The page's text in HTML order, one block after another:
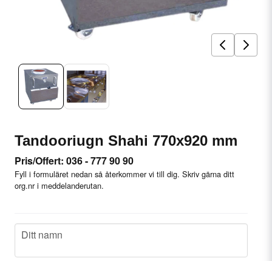
Tandooriugn Shahi 770x920 mm
Pris/Offert: 036 - 777 90 90
Fyll i formuläret nedan så återkommer vi till dig. Skriv gärna ditt
org.nr i meddelanderutan.
name
Ditt namn